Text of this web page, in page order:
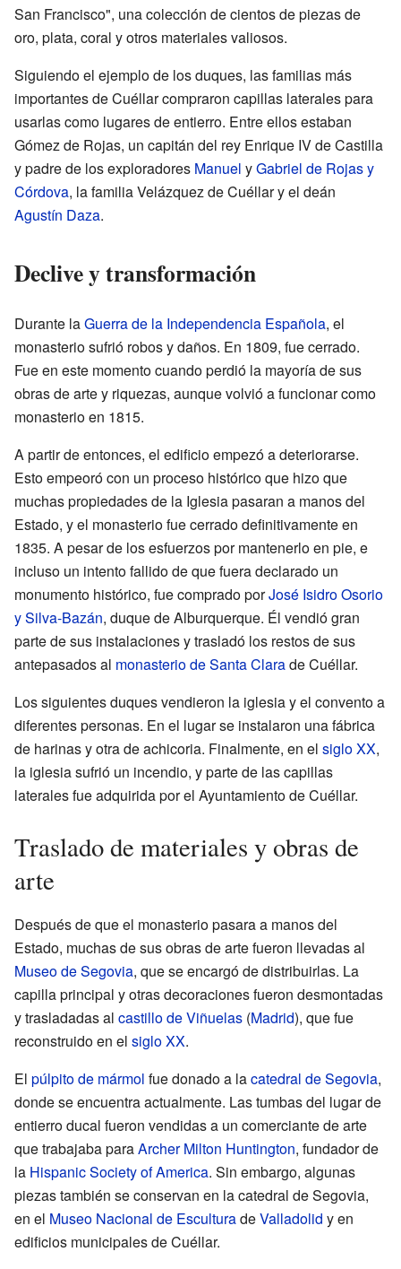
San Francisco", una colección de cientos de piezas de
oro, plata, coral y otros materiales valiosos.
Siguiendo el ejemplo de los duques, las familias más
importantes de Cuéllar compraron capillas laterales para
usarlas como lugares de entierro. Entre ellos estaban
Gómez de Rojas, un capitán del rey Enrique IV de Castilla
y padre de los exploradores Manuel yGabriel de Rojas y
Córdova, la familia Velázquez de Cuéllar y el deán
Agustín Daza.
Declive y transformación
Durante laGuerra de la Independencia Española, el
monasterio sufrió robos y daños. En 1809, fue cerrado.
Fue en este momento cuando perdió la mayoría de sus
obras de arte y riquezas, aunque volvió a funcionar como
monasterio en 1815.
A partir de entonces, el edificio empezó a deteriorarse.
Esto empeoró con un proceso histórico que hizo que
muchas propiedades de la Iglesia pasaran a manos del
Estado, y el monasterio fue cerrado definitivamente en
1835. A pesar de los esfuerzos por mantenerlo en pie, e
incluso un intento fallido de que fuera declarado un
monumento histórico, fue comprado porJosé Isidro Osorio
y Silva-Bazán, duque de Alburquerque. Él vendió gran
parte de sus instalaciones y trasladó los restos de sus
antepasados al monasterio de Santa Clarade Cuéllar.
Los siguientes duques vendieron la iglesia y el convento a
diferentes personas. En el lugar se instalaron una fábrica
de harinas y otra de achicoria. Finalmente, en el siglo XX,
la iglesia sufrió un incendio, y parte de las capillas
laterales fue adquirida por el Ayuntamiento de Cuéllar.
Traslado de materiales y obras de
arte
Después de que el monasterio pasara a manos del
Estado, muchas de sus obras de arte fueron llevadas al
Museo de Segovia, que se encargó de distribuirlas. La
capilla principal y otras decoraciones fueron desmontadas
y trasladadas al castillo de Viñuelas (Madrid), que fue
reconstruido en el siglo XX.
El púlpito de mármol fue donado a lacatedral de Segovia,
donde se encuentra actualmente. Las tumbas del lugar de
entierro ducal fueron vendidas a un comerciante de arte
que trabajaba paraArcher Milton Huntington, fundador de
la Hispanic Society of America. Sin embargo, algunas
piezas también se conservan en la catedral de Segovia,
en el Museo Nacional de EsculturadeValladolid y en
edificios municipales de Cuéllar.